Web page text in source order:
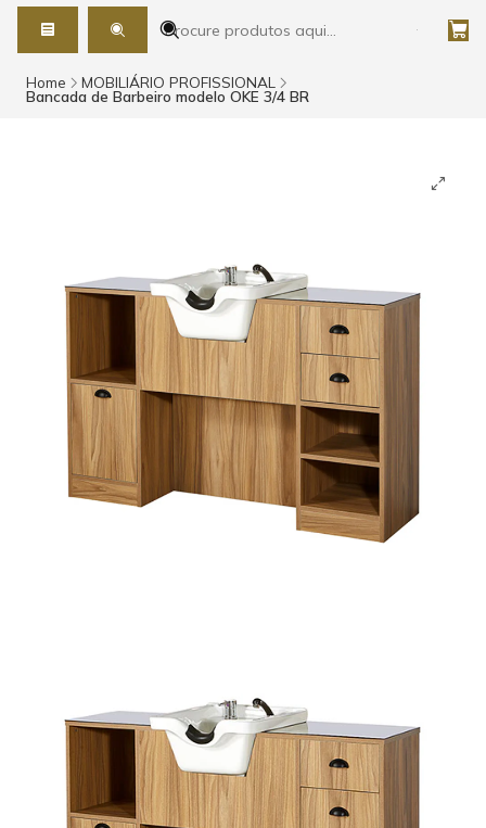
Home MOBILIÁRIO PROFISSIONAL
Bancada de Barbeiro modelo OKE 3/4 BR